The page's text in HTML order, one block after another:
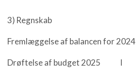
3) Regnskab
Fremlæggelse af balancen for 2024
Drøftelse af budget 2025 l